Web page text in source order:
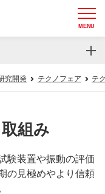
MENU
究開発 テクノフェア テ
組み
験装置や振動の評価
の見極めやより信頼